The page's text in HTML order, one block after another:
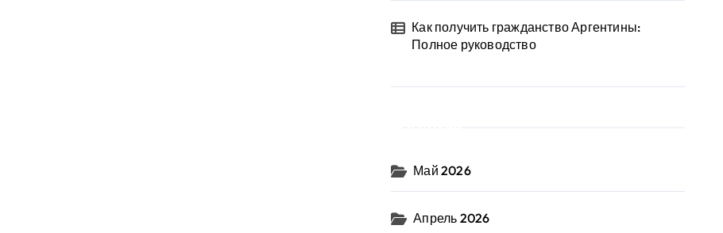
Как получить гражданство Аргентины:
Полное руководство
Май 2026
Апрель 2026